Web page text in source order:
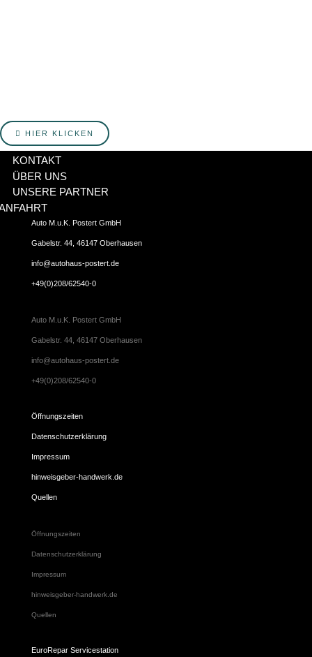
HIER KLICKEN
KONTAKT
ÜBER UNS
UNSERE PARTNER
Auto M.u.K. Postert GmbH
Gabelstr. 44, 46147 Oberhausen
info@autohaus-postert.de
+49(0)208/62540-0
Auto M.u.K. Postert GmbH
Gabelstr. 44, 46147 Oberhausen
info@autohaus-postert.de
+49(0)208/62540-0
Öffnungszeiten
Datenschutzerklärung
Impressum
hinweisgeber-handwerk.de
Quellen
Öffnungszeiten
Datenschutzerklärung
Impressum
hinweisgeber-handwerk.de
Quellen
EuroRepar Servicestation